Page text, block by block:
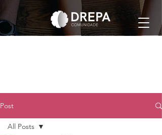
Post
All Posts